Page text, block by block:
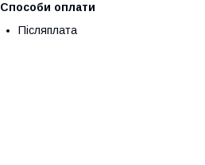
Способи оплати
Післяплата